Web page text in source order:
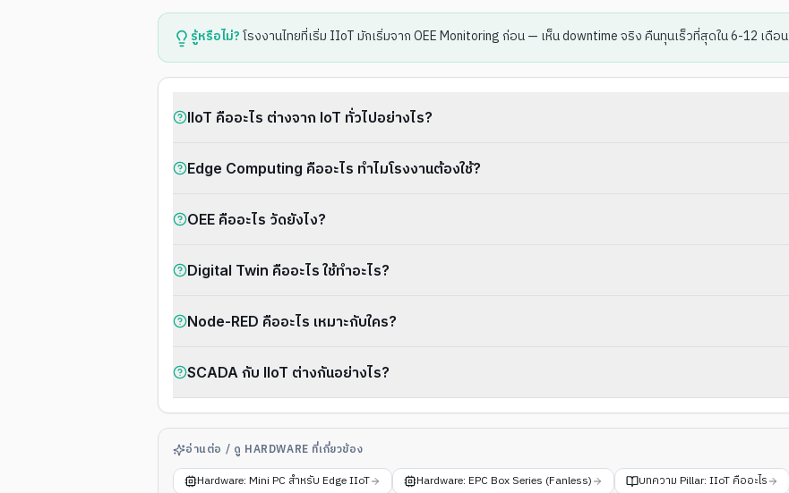
รู้หรือไม่?โรงงานไทยที่เริ่ม IIoT มักเริ่มจาก OEE Monitoring ก่อน — เห็น downtime จริง คืนทุนเร็วที่สุดใน 6-12 เดือน
IIoT คืออะไร ต่างจาก IoT ทั่วไปอย่างไร?
Edge Computing คืออะไร ทำไมโรงงานต้องใช้?
OEE คืออะไร วัดยังไง?
Digital Twin คืออะไร ใช้ทำอะไร?
Node-RED คืออะไร เหมาะกับใคร?
SCADA กับ IIoT ต่างกันอย่างไร?
อ่านต่อ / ดู HARDWARE ที่เกี่ยวข้อง
Hardware: Mini PC สำหรับ Edge IIoT
Hardware: EPC Box Series (Fanless) บทความ Pillar: IIoT คืออะไร